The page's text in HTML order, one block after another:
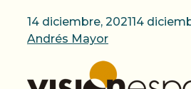
14 diciembre, 202114
Andrés Mayor